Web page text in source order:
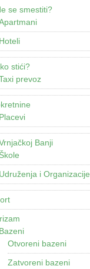
se smestiti?
Hoteli
stići?
prevoz
Placevi
Banji
Škole
Udruženja i Organizacije
Bazeni
Otvoreni bazeni
Zatvoreni bazeni